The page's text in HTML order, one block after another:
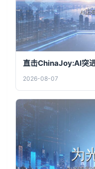
直击ChinaJoy:AI突
2026-08-07